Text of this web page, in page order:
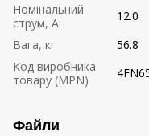
Номінальний
струм, А:
12.0
Вага, кг
56.8
Код виробника
товару (MPN)
Файли